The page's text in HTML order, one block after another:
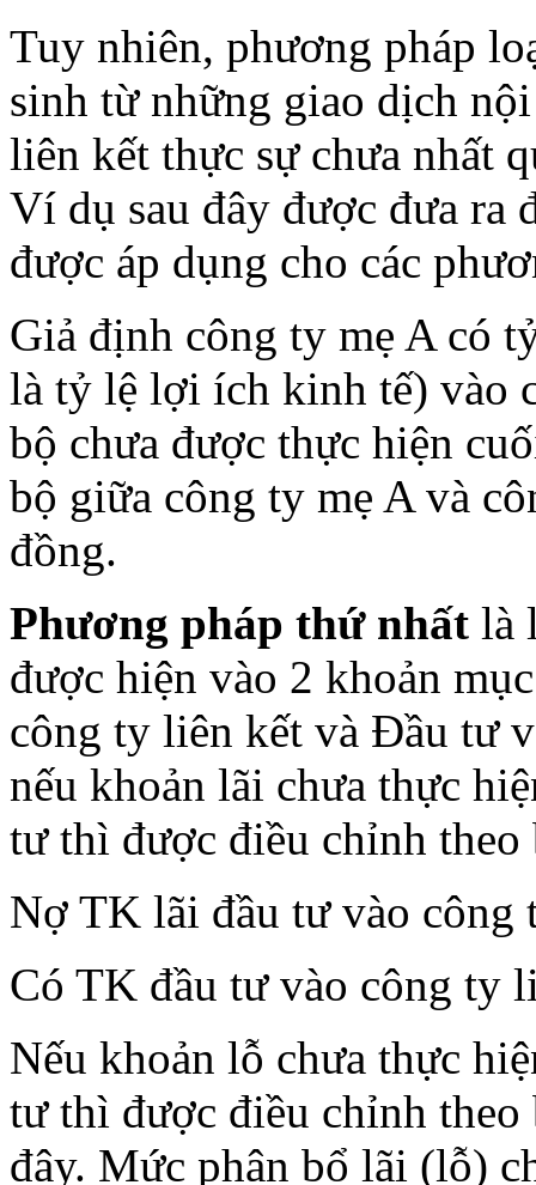
Tuy nhiên, phương pháp
sinh từ những giao dịch
liên kết thực sự chưa nhất
Ví dụ sau đây được đưa ra
được áp dụng cho các
Giả định công ty mẹ A có
là tỷ lệ lợi ích kinh tế) vào
bộ chưa được thực hiện
bộ giữa công ty mẹ A và
đồng.
Phương pháp thứ nhất là
được hiện vào 2 khoản
công ty liên kết và Đầu tư
nếu khoản lãi chưa thực
tư thì được điều chỉnh theo
Nợ TK lãi đầu tư vào công
Có TK đầu tư vào công ty
Nếu khoản lỗ chưa thực
tư thì được điều chỉnh
đây. Mức phân bổ lãi (lỗ)